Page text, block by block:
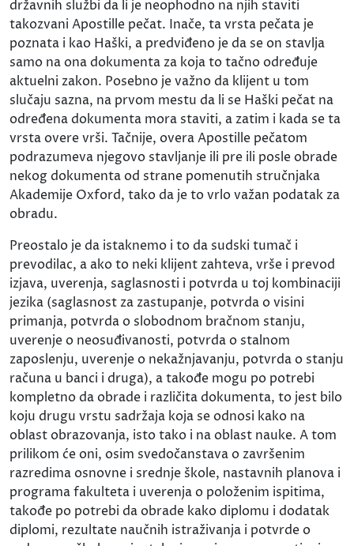
državnih službi da li je neophodno na njih staviti
takozvani Apostille pečat. Inače, ta vrsta pečata je
poznata i kao Haški, a predviđeno je da se on stavlja
samo na ona dokumenta za koja to tačno određuje
aktuelni zakon. Posebno je važno da klijent u tom
slučaju sazna, na prvom mestu da li se Haški pečat na
određena dokumenta mora staviti, a zatim i kada se ta
vrsta overe vrši. Tačnije, overa Apostille pečatom
podrazumeva njegovo stavljanje ili pre ili posle obrade
nekog dokumenta od strane pomenutih stručnjaka
Akademije Oxford, tako da je to vrlo važan podatak za
obradu.
Preostalo je da istaknemo i to da sudski tumač i
prevodilac, a ako to neki klijent zahteva, vrše i prevod
izjava, uverenja, saglasnosti i potvrda u toj kombinaciji
jezika (saglasnost za zastupanje, potvrda o visini
primanja, potvrda o slobodnom bračnom stanju,
uverenje o neosuđivanosti, potvrda o stalnom
zaposlenju, uverenje o nekažnjavanju, potvrda o stanju
računa u banci i druga), a takođe mogu po potrebi
kompletno da obrade i različita dokumenta, to jest bilo
koju drugu vrstu sadržaja koja se odnosi kako na
oblast obrazovanja, isto tako i na oblast nauke. A tom
prilikom će oni, osim svedočanstava o završenim
razredima osnovne i srednje škole, nastavnih planova i
programa fakulteta i uverenja o položenim ispitima,
takođe po potrebi da obrade kako diplomu i dodatak
diplomi, rezultate naučnih istraživanja i potvrde o